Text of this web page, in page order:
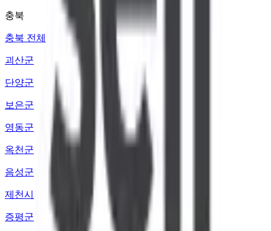
충북
충북 전체
괴산군
단양군
보은군
영동군
옥천군
음성군
제천시
증평군